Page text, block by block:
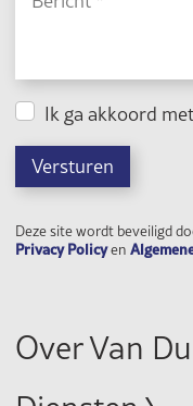
Ik ga akkoord
Versturen
Deze site wordt beveiligd
Privacy Policyen
Over Van